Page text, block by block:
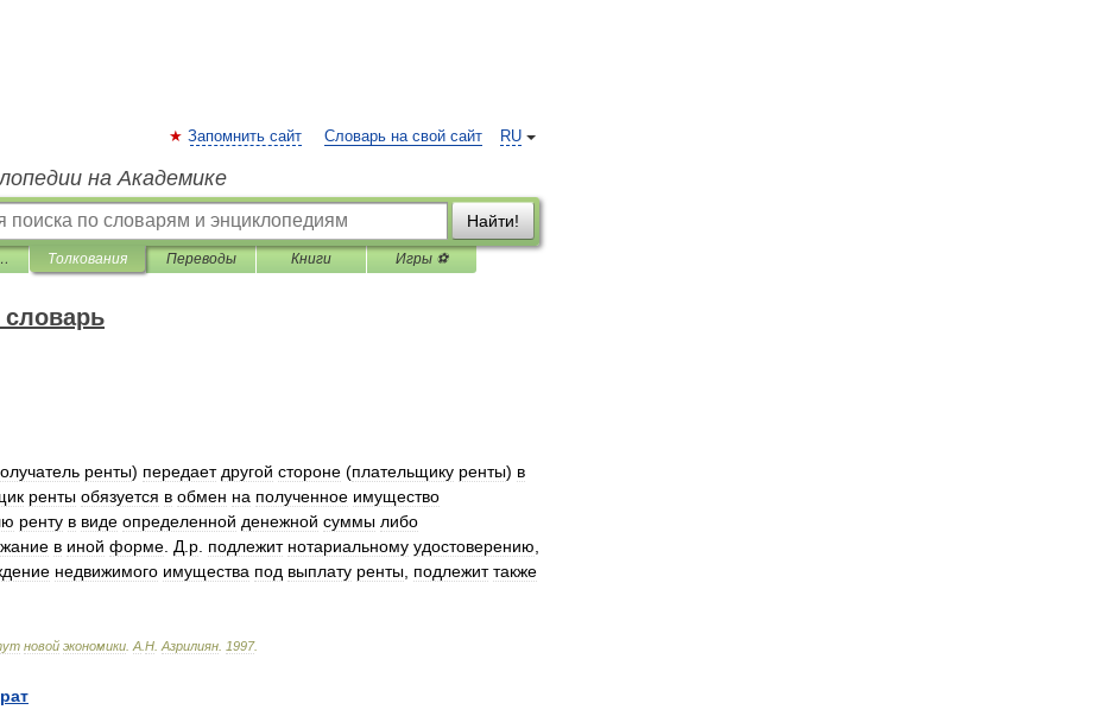
RU
Запомнить сайт Словарь на свой сайт
на Академике
Найти!
словарь Толкования Переводы Книги Игры ⚽
ренты) передает другой стороне (плательщику ренты) в
ренты обязуется в обмен на полученное имущество
ренту в виде определенной денежной суммы либо
в иной форме Д р подлежит нотариальному удостоверению
недвижимого имущества под выплату ренты подлежит также
новой экономики А Н Азрилиян 1997.